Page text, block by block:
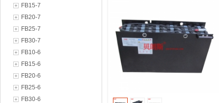
FB15-7
FB20-7
FB25-7
FB30-7
FB10-6
FB15-6
FB20-6
FB25-6
FB30-6